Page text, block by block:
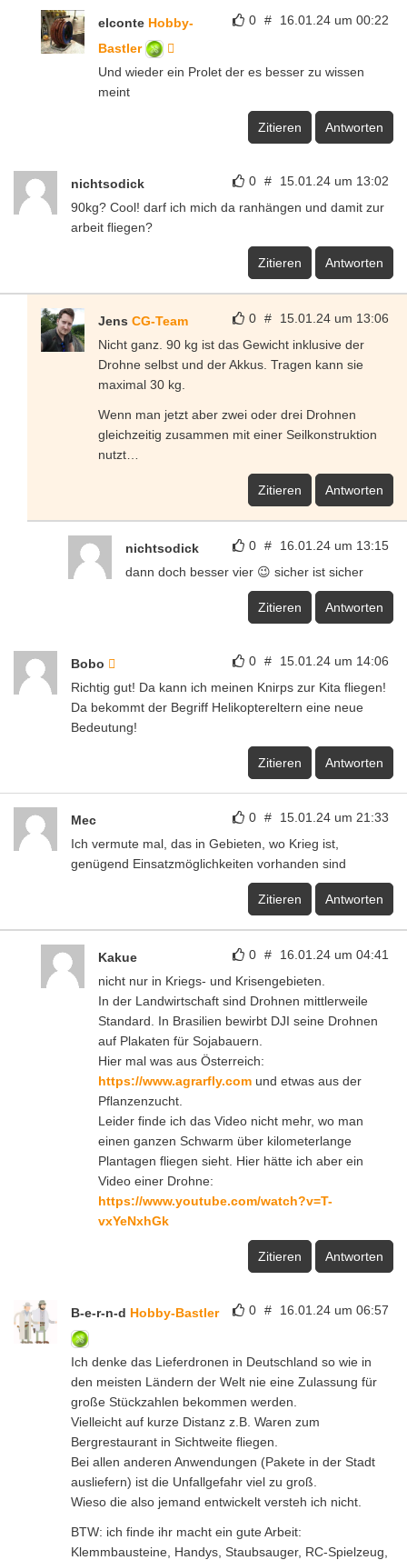
0 # 16.01.24 um 00:22
elconte Hobby-
Bastler
Und wieder ein Prolet der es besser zu wissen
meint
Zitieren Antworten
0 # 15.01.24 um 13:02
nichtsodick
90kg? Cool! darf ich mich da ranhängen und damit zur
arbeit fliegen?
Zitieren Antworten
0 # 15.01.24 um 13:06
Jens CG-Team
Nicht ganz. 90 kg ist das Gewicht inklusive der
Drohne selbst und der Akkus. Tragen kann sie
maximal 30 kg.
Wenn man jetzt aber zwei oder drei Drohnen
gleichzeitig zusammen mit einer Seilkonstruktion
nutzt…
Zitieren Antworten
0 # 16.01.24 um 13:15
nichtsodick
dann doch besser vier 😉 sicher ist sicher
Zitieren Antworten
0 # 15.01.24 um 14:06
Bobo
Richtig gut! Da kann ich meinen Knirps zur Kita fliegen!
Da bekommt der Begriff Helikoptereltern eine neue
Bedeutung!
Zitieren Antworten
0 # 15.01.24 um 21:33
Mec
Ich vermute mal, das in Gebieten, wo Krieg ist,
genügend Einsatzmöglichkeiten vorhanden sind
Zitieren Antworten
0 # 16.01.24 um 04:41
Kakue
nicht nur in Kriegs- und Krisengebieten.
In der Landwirtschaft sind Drohnen mittlerweile
Standard. In Brasilien bewirbt DJI seine Drohnen
auf Plakaten für Sojabauern.
Hier mal was aus Österreich:
https://www.agrarfly.com und etwas aus der
Pflanzenzucht.
Leider finde ich das Video nicht mehr, wo man
einen ganzen Schwarm über kilometerlange
Plantagen fliegen sieht. Hier hätte ich aber ein
Video einer Drohne:
https://www.youtube.com/watch?v=T-
vxYeNxhGk
Zitieren Antworten
0 # 16.01.24 um 06:57
B-e-r-n-d Hobby-Bastler
Ich denke das Lieferdronen in Deutschland so wie in
den meisten Ländern der Welt nie eine Zulassung für
große Stückzahlen bekommen werden.
Vielleicht auf kurze Distanz z.B. Waren zum
Bergrestaurant in Sichtweite fliegen.
Bei allen anderen Anwendungen (Pakete in der Stadt
ausliefern) ist die Unfallgefahr viel zu groß.
Wieso die also jemand entwickelt versteh ich nicht.
BTW: ich finde ihr macht ein gute Arbeit:
Klemmbausteine, Handys, Staubsauger, RC-Spielzeug,